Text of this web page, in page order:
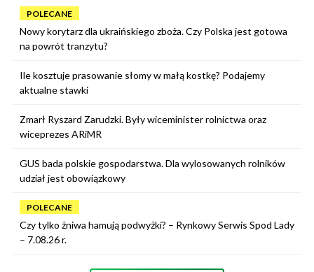
POLECANE
Nowy korytarz dla ukraińskiego zboża. Czy Polska jest gotowa
na powrót tranzytu?
Ile kosztuje prasowanie słomy w małą kostkę? Podajemy
aktualne stawki
Zmarł Ryszard Zarudzki. Były wiceminister rolnictwa oraz
wiceprezes ARiMR
GUS bada polskie gospodarstwa. Dla wylosowanych rolników
udział jest obowiązkowy
POLECANE
Czy tylko żniwa hamują podwyżki? – Rynkowy Serwis Spod Lady
– 7.08.26 r.